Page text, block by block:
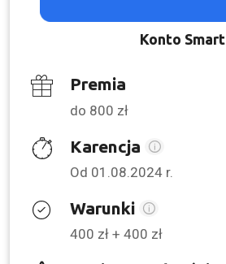
Konto Smart
Premia
do 800 zł
Karencja
Od 01.08.2024 r.
Warunki
400 zł + 400 zł